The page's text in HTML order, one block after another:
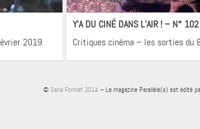
2019
Cinéma
Y’A DU CINÉ DANS L’AIR ! – N° 102
Critiques cinéma – les sorties du
© Sans Format 2014 – Le magazine Parallèle(s) est édité